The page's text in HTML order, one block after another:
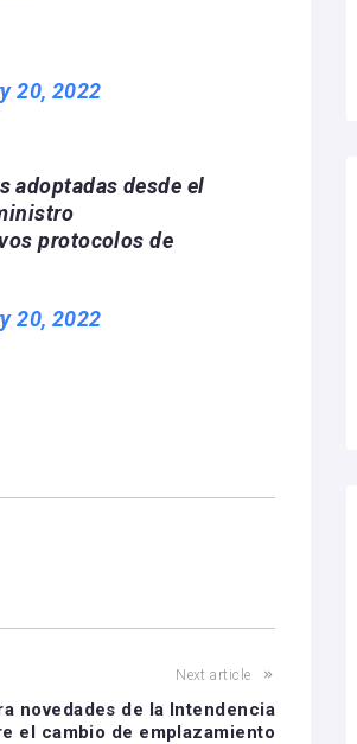
20, 2022
adoptadas desde el
protocolos de
20, 2022
Next article
novedades de la Intendencia
el cambio de emplazamiento